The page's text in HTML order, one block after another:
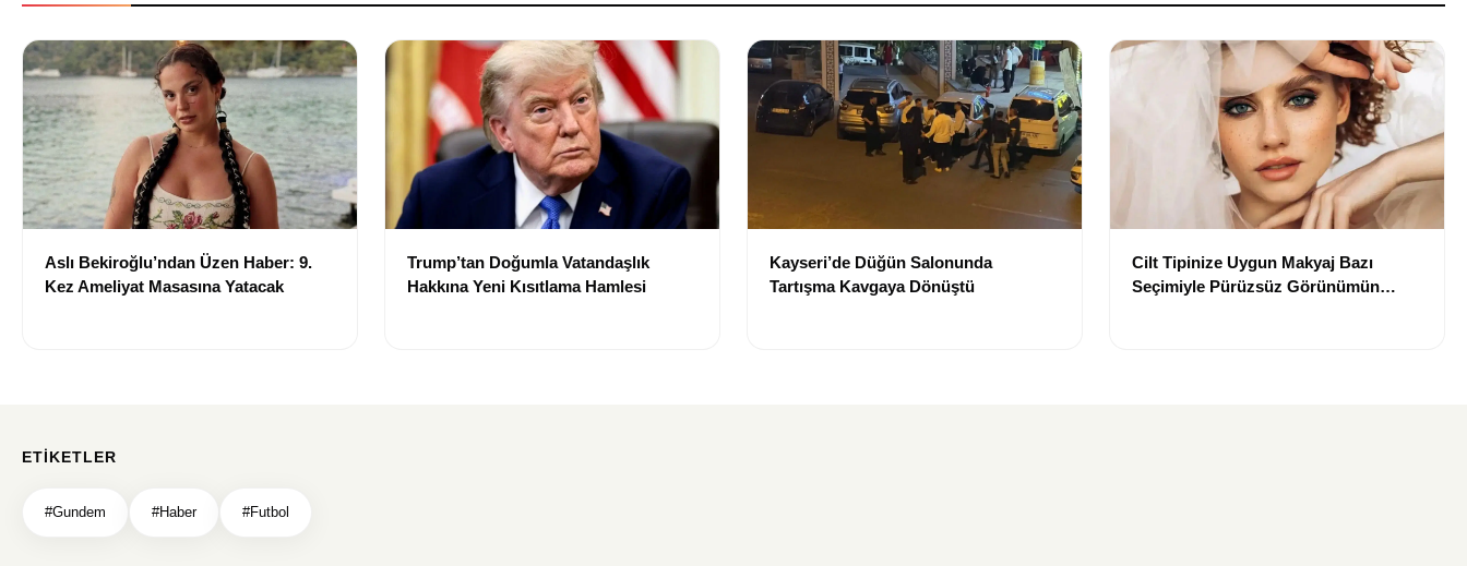
Aslı Bekiroğlu’ndan Üzen Haber: 9.
Kez Ameliyat Masasına Yatacak
Trump’tan Doğumla Vatandaşlık
Hakkına Yeni Kısıtlama Hamlesi
Kayseri’de Düğün Salonunda
Tartışma Kavgaya Dönüştü
Cilt Tipinize Uygun Makyaj Bazı
Seçimiyle Pürüzsüz Görünümün
ETIKETLER
#Gundem #Haber #Futbol